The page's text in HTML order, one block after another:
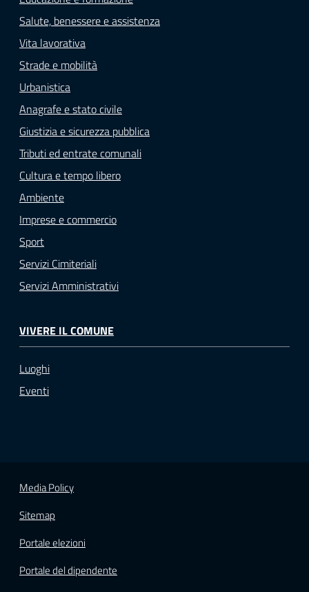
Salute, benessere e assistenza
Vita lavorativa
Strade e mobilità
Urbanistica
Anagrafe e stato civile
Giustizia e sicurezza pubblica
Tributi ed entrate comunali
Cultura e tempo libero
Ambiente
Imprese e commercio
Sport
Servizi Cimiteriali
Servizi Amministrativi
VIVERE IL COMUNE
Luoghi
Eventi
Media Policy
Sitemap
Portale elezioni
Portale del dipendente